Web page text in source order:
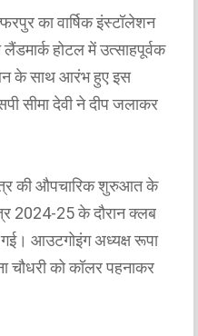
का वार्षिक इंस्टॉलेशन
लैंडमार्क होटल में उत्साहपूर्वक
के साथ आरंभ हुए इस
सीमा देवी ने दीप जलाकर
की औपचारिक शुरुआत के
2024-25 के दौरान क्लब
गई। आउटगोइंग अध्यक्ष रूपा
चौधरी को कॉलर पहनाकर